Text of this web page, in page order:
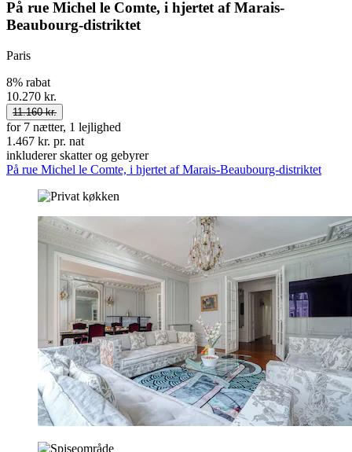
På rue Michel le Comte, i hjertet af Marais-
Beaubourg-distriktet
Paris
8% rabat
10.270 kr.
11.160 kr.
for 7 nætter, 1 lejlighed
1.467 kr. pr. nat
inkluderer skatter og gebyrer
På rue Michel le Comte, i hjertet af Marais-Beaubourg-distriktet